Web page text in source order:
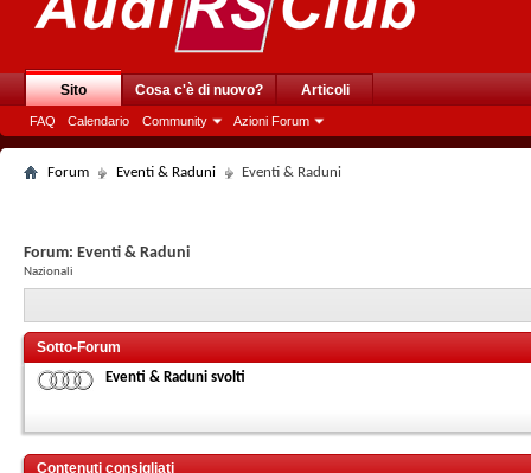
Sito
FAQ Calendario Community Azioni Forum
Cosa c'è di nuovo? Articoli
Forum Eventi & Raduni Eventi & Raduni
Forum: Eventi & Raduni
Nazionali
Sotto-Forum
Eventi & Raduni svolti
Contenuti consigliati